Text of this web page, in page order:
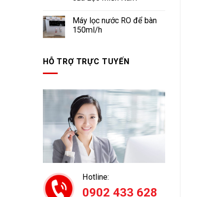
Máy lọc nước RO để bàn
150ml/h
HỖ TRỢ TRỰC TUYẾN
Hotline:
0902 433 628